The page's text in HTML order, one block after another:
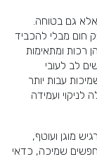
גם בטוחה.
חום מבלי להכביד
רכות ומתאימות
לב לעובי
עבות יותר
ועמידה
מוגן ועוטף,
שמיכה, כדאי